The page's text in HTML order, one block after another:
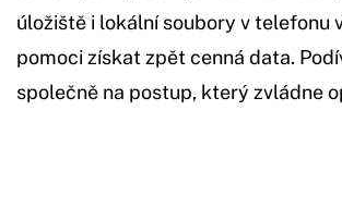
úložiště i lokální soubory v telefonu
pomoci získat zpět cenná data.
společně na postup, který zvládne